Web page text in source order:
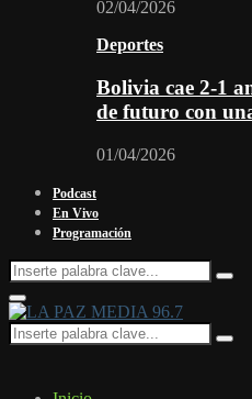
02/04/2026
Deportes
Bolivia cae 2-1
de futuro con
01/04/2026
Podcast
En Vivo
Programación
Search
for:
Facebook
Twitter
Instagram
Youtube
Email
Twitch
Whatsapp
Primary
Menu
Search
for: